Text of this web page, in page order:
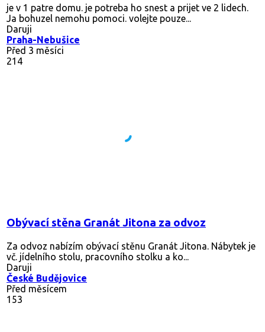
je v 1 patre domu. je potreba ho snest a prijet ve 2 lidech.
Ja bohuzel nemohu pomoci. volejte pouze...
Daruji
Praha-Nebušice
Před 3 měsíci
214
Obývací stěna Granát Jitona za odvoz
Za odvoz nabízím obývací stěnu Granát Jitona. Nábytek je
vč. jídelního stolu, pracovního stolku a ko...
Daruji
České Budějovice
Před měsícem
153